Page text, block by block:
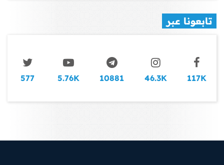
تابعونا عبر
117K
46.3K
10881
5.76K
577